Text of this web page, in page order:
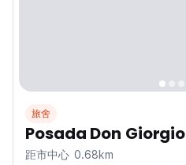
旅舍
Posada Don Giorgio
距市中心 0.68km